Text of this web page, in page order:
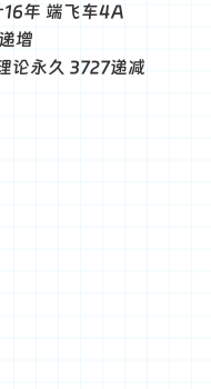
年 端飞车4A
增
永久 3727递减